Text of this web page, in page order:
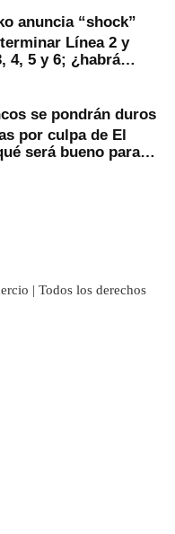
anuncia “shock”
Línea 2 y
4, 5 y 6; ¿habrá
se pondrán duros
por culpa de El
será bueno para
| Todos los derechos